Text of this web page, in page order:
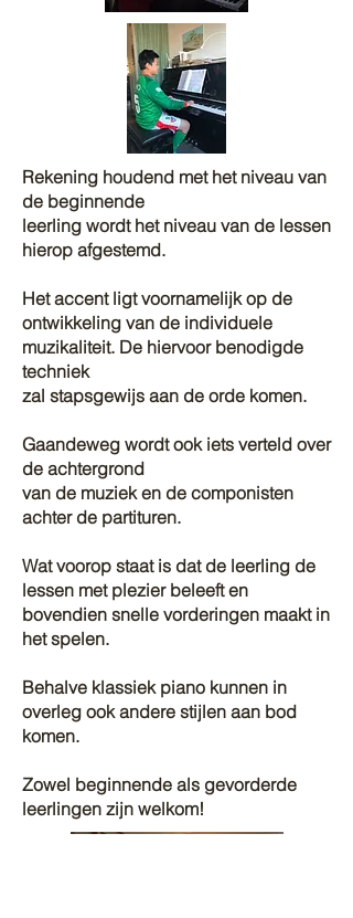
Rekening houdend met het niveau van
de beginnende
leerling wordt het niveau van de lessen
hierop afgestemd.
Het accent ligt voornamelijk op de
ontwikkeling van de individuele
muzikaliteit. De hiervoor benodigde
techniek
zal stapsgewijs aan de orde komen.
Gaandeweg wordt ook iets verteld over
de achtergrond
van de muziek en de componisten
achter de partituren.
Wat voorop staat is dat de leerling de
lessen met plezier beleeft en
bovendien snelle vorderingen maakt in
het spelen.
Behalve klassiek piano kunnen in
overleg ook andere stijlen aan bod
komen.
Zowel beginnende als gevorderde
leerlingen zijn welkom!